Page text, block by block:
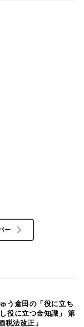
ー
う倉田の「役に立ち
役に立つ金知識」 第
税法改正」